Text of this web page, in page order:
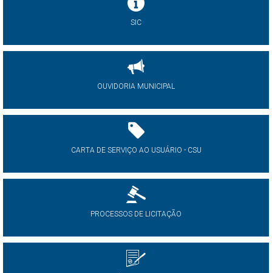
SIC
OUVIDORIA MUNICIPAL
CARTA DE SERVIÇO AO USUÁRIO - CSU
PROCESSOS DE LICITAÇÃO